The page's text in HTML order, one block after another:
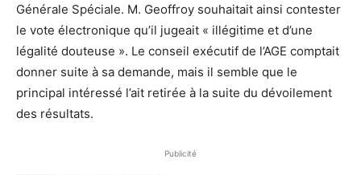
Générale Spéciale. M. Geoffroy souhaitait ainsi contester
le vote électronique qu’il jugeait « illégitime et d’une
légalité douteuse ». Le conseil exécutif de l’AGE comptait
donner suite à sa demande, mais il semble que le
principal intéressé l’ait retirée à la suite du dévoilement
des résultats.
Publicité